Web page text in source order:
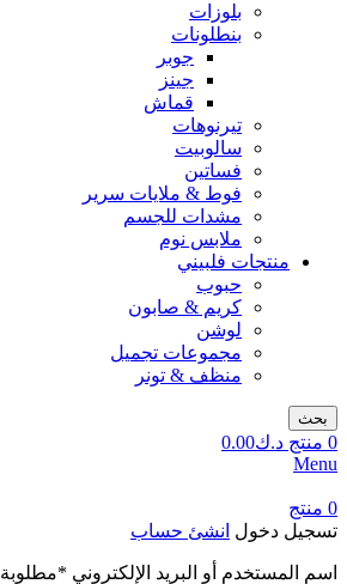
بلوزات
بنطلونات
جوبر
جينز
قماش
تيرنوهات
سالوبيت
فساتين
فوط & ملايات سرير
مشدات للجسم
ملابس نوم
منتجات فلبيني
حبوب
كريم & صابون
لوشن
مجموعات تجميل
منظف & تونر
بحث
0 منتج د.ك0.00
Menu
0 منتج
تسجيل دخول انشئ حساب
اسم المستخدم أو البريد الإلكتروني *مطلوبة